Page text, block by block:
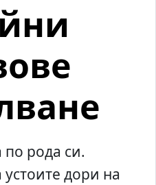
по рода си.
дори на